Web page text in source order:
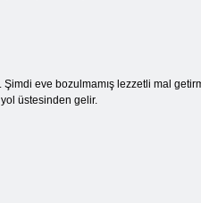
eve bozulmamış lezzetli mal
üstesinden gelir.